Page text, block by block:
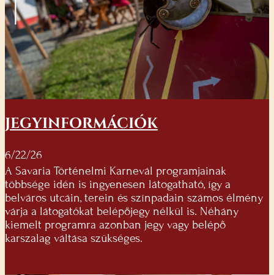
JEGYINFORMÁCIÓK
6/22/26
A Savaria Történelmi Karnevál programjainak
többsége idén is ingyenesen látogatható, így a
belváros utcáin, terein és színpadain számos élmény
várja a látogatókat belépőjegy nélkül is. Néhány
kiemelt programra azonban jegy vagy belépő
karszalag váltása szükséges.